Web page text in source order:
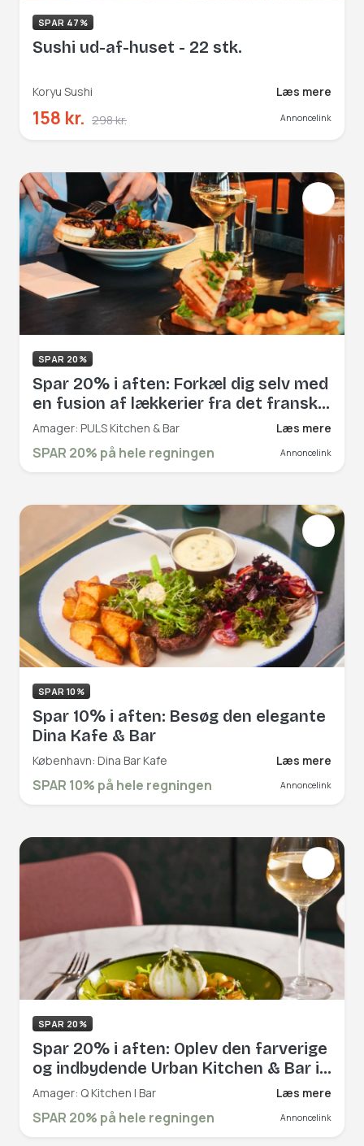
SPAR 47%
Sushi ud-af-huset - 22 stk.
Koryu Sushi Læs mere
158 kr. 298 kr. Annoncelink
SPAR 20%
Spar 20% i aften: Forkæl dig selv med
en fusion af lækkerier fra det franske,
italienske og nordiske hos PULS
Kitchen & Bar, som har en skøn udsigt
til vand og Royal Arena. Book hér og
Amager: PULS Kitchen & Bar Læs mere
SPAR 20% på hele regningen Annoncelink
SPAR 10%
Spar 10% i aften: Besøg den elegante
Dina Kafe & Bar
København: Dina Bar Kafe Læs mere
SPAR 10% på hele regningen Annoncelink
SPAR 20%
Spar 20% i aften: Oplev den farverige
og indbydende Urban Kitchen & Bar i
Ørestad
Amager: Q Kitchen | Bar Læs mere
SPAR 20% på hele regningen Annoncelink